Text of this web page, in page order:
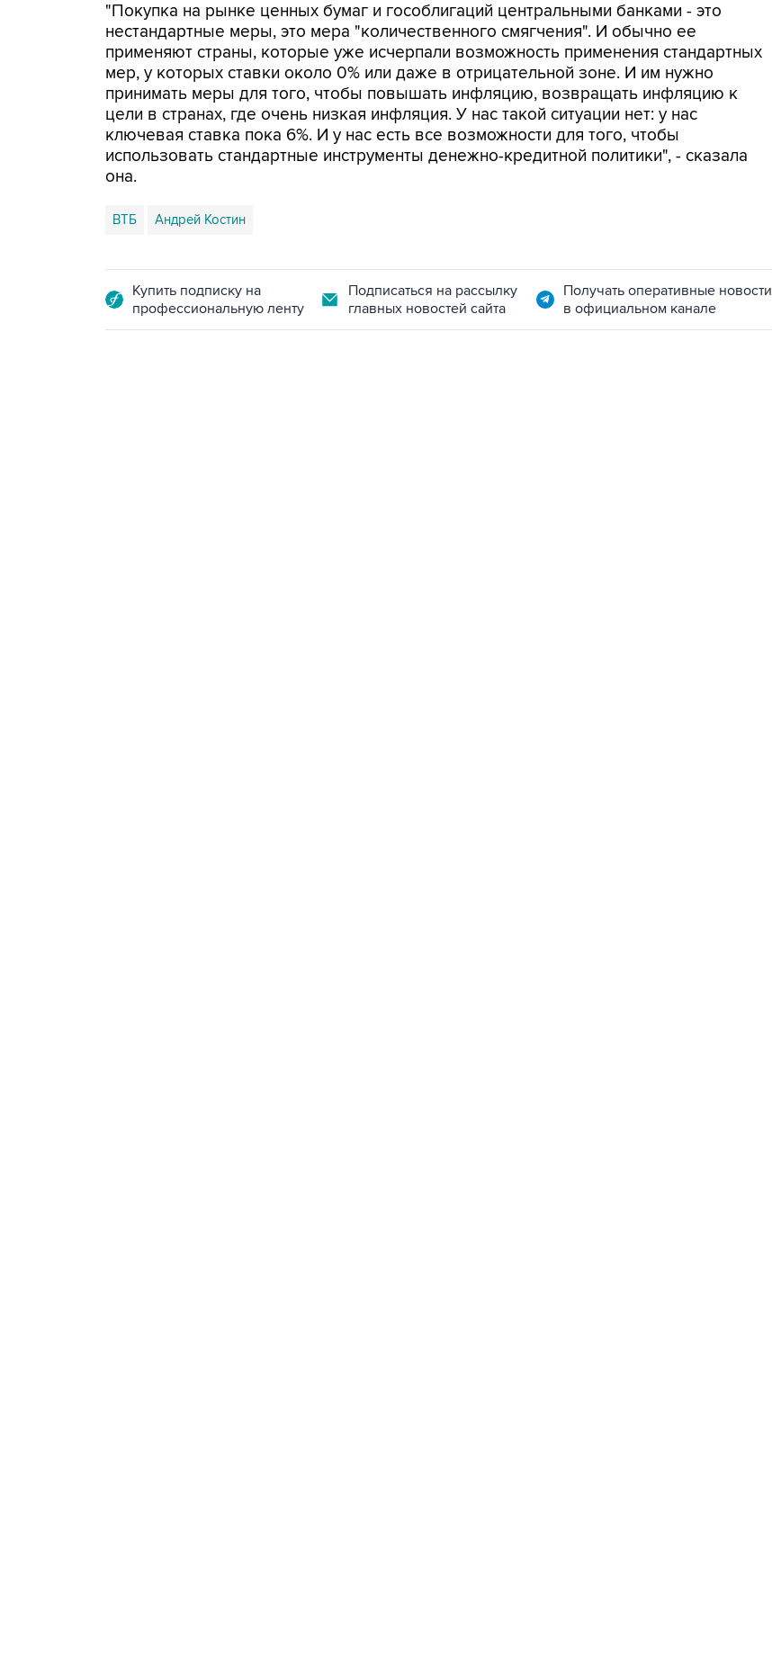
"Покупка на рынке ценных бумаг и гособлигаций центральными банками - это
нестандартные меры, это мера "количественного смягчения". И обычно ее
применяют страны, которые уже исчерпали возможность применения стандартных
мер, у которых ставки около 0% или даже в отрицательной зоне. И им нужно
принимать меры для того, чтобы повышать инфляцию, возвращать инфляцию к
цели в странах, где очень низкая инфляция. У нас такой ситуации нет: у нас
ключевая ставка пока 6%. И у нас есть все возможности для того, чтобы
использовать стандартные инструменты денежно-кредитной политики", - сказала
она.
ВТБ Андрей Костин
Купить подписку на
профессиональную ленту
Подписаться на рассылку
главных новостей сайта
Получать оперативные новости
в официальном канале